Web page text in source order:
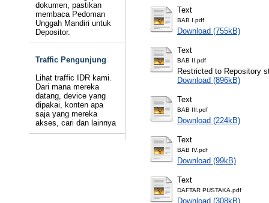
dokumen, pastikan
membaca Pedoman
Unggah Mandiri untuk
Depositor.
Traffic Pengunjung
Lihat traffic IDR kami.
Dari mana mereka
datang, device yang
dipakai, konten apa
saja yang mereka
akses, cari dan lainnya
Text
BAB I.pdf
Download (755kB)
Text
BAB II.pdf
Restricted to Repository
Download (896kB)
Text
BAB III.pdf
Download (224kB)
Text
BAB IV.pdf
Download (99kB)
Text
DAFTAR PUSTAKA.pdf
Download (308kB)